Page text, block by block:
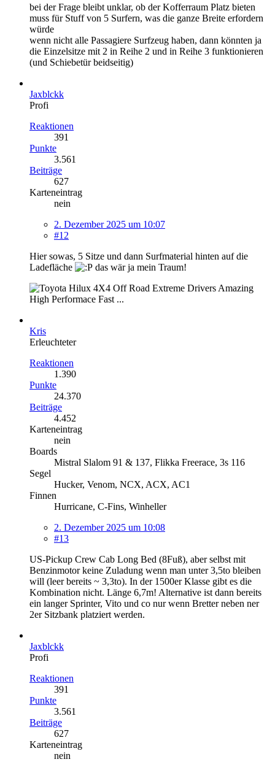
bei der Frage bleibt unklar, ob der Kofferraum Platz bieten
muss für Stuff von 5 Surfern, was die ganze Breite erfordern
würde
wenn nicht alle Passagiere Surfzeug haben, dann könnten ja
die Einzelsitze mit 2 in Reihe 2 und in Reihe 3 funktionieren
(und Schiebetür beidseitig)
Jaxblckk
Profi
Reaktionen
391
Punkte
3.561
Beiträge
627
Karteneintrag
nein
2. Dezember 2025 um 10:07
#12
Hier sowas, 5 Sitze und dann Surfmaterial hinten auf die
Ladefläche
das wär ja mein Traum!
Kris
Erleuchteter
Reaktionen
1.390
Punkte
24.370
Beiträge
4.452
Karteneintrag
nein
Boards
Mistral Slalom 91 & 137, Flikka Freerace, 3s 116
Segel
Hucker, Venom, NCX, ACX, AC1
Finnen
Hurricane, C-Fins, Winheller
2. Dezember 2025 um 10:08
#13
US-Pickup Crew Cab Long Bed (8Fuß), aber selbst mit
Benzinmotor keine Zuladung wenn man unter 3,5to bleiben
will (leer bereits ~ 3,3to). In der 1500er Klasse gibt es die
Kombination nicht. Länge 6,7m! Alternative ist dann bereits
ein langer Sprinter, Vito und co nur wenn Bretter neben ner
2er Sitzbank platziert werden.
Jaxblckk
Profi
Reaktionen
391
Punkte
3.561
Beiträge
627
Karteneintrag
nein